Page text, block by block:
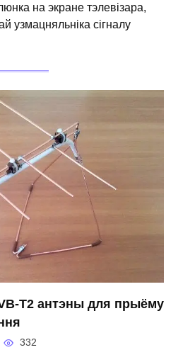
на экране тэлевізара,
узмацняльніка сігналу
T2 антэны для прыёму
332